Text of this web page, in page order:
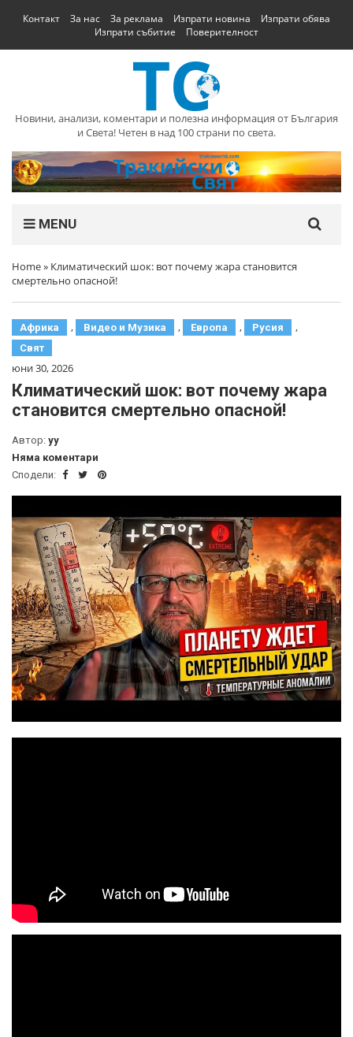
Контакт За нас За реклама Изпрати новина
Изпрати обява
Изпрати събитие
Поверителност
Новини, анализи, коментари и полезна информация от България
и Света! Четен в над 100 страни по света.
MENU
Home» Климатический шок: вот почему жара становится
смертельно опасной!
Африка , Видео и Музика , Европа , Русия ,
Свят
юни 30, 2026
Климатический шок: вот почему жара
становится смертельно опасной!
Автор: yy
Няма коментари
Сподели: